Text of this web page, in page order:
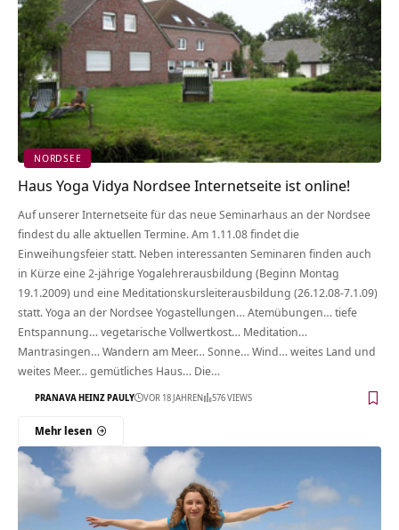
NORDSEE
Haus Yoga Vidya Nordsee Internetseite ist online!
Auf unserer Internetseite für das neue Seminarhaus an der Nordsee
findest du alle aktuellen Termine. Am 1.11.08 findet die
Einweihungsfeier statt. Neben interessanten Seminaren finden auch
in Kürze eine 2-jährige Yogalehrerausbildung (Beginn Montag
19.1.2009) und eine Meditationskursleiterausbildung (26.12.08-7.1.09)
statt. Yoga an der Nordsee Yogastellungen… Atemübungen… tiefe
Entspannung… vegetarische Vollwertkost… Meditation…
Mantrasingen… Wandern am Meer… Sonne… Wind… weites Land und
weites Meer… gemütliches Haus… Die…
PRANAVA HEINZ PAULY VOR 18 JAHREN 576 VIEWS
Mehr lesen